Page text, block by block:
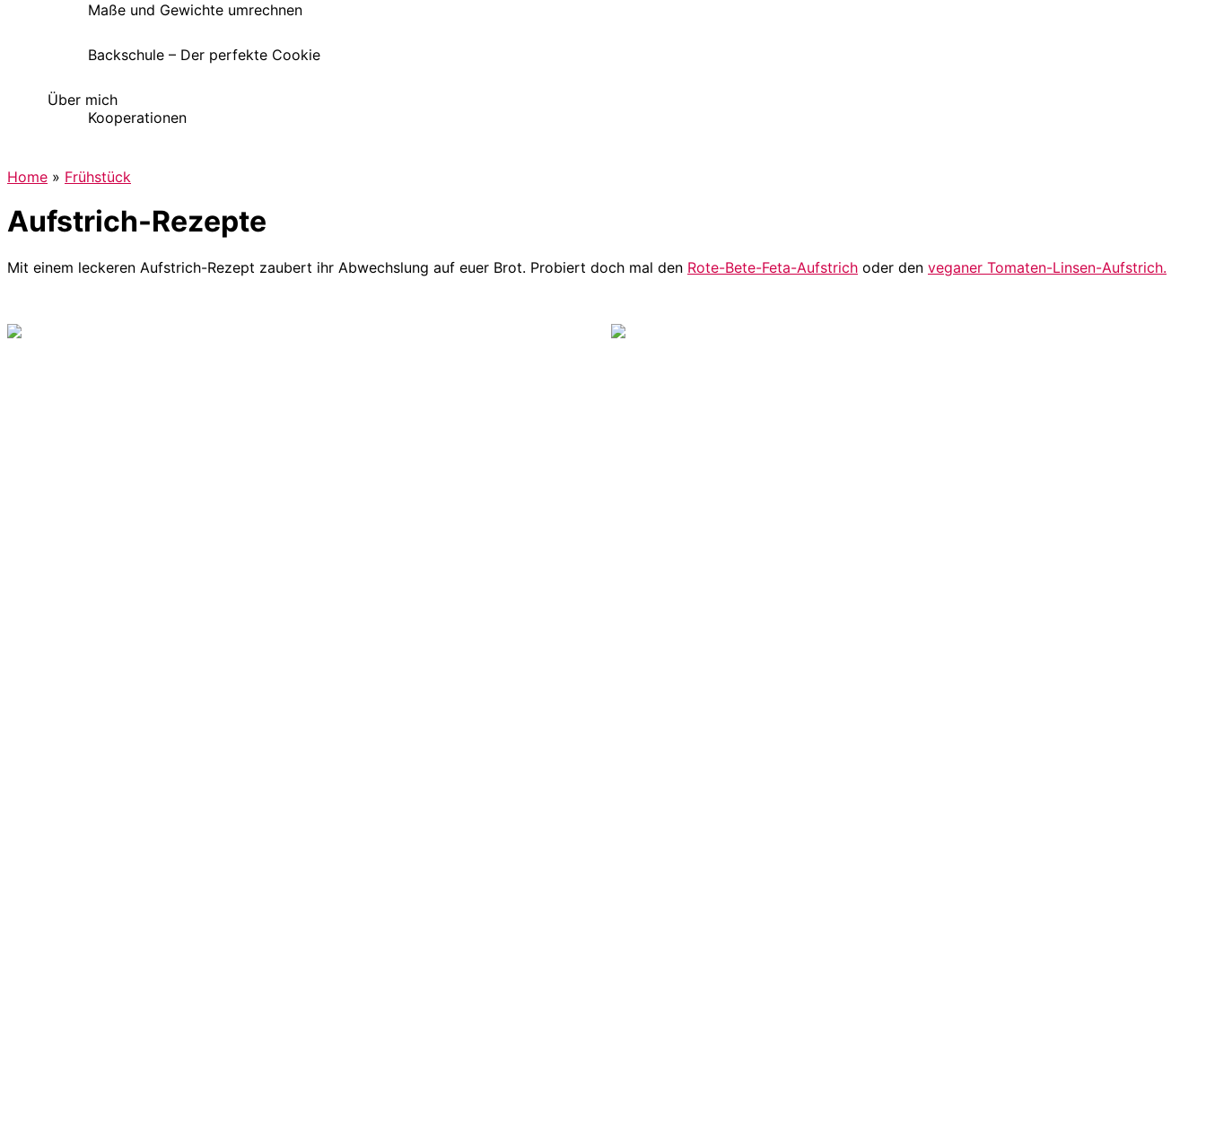
Maße und Gewichte umrechnen
Backschule – Der perfekte Cookie
Über mich
Kooperationen
Home » Frühstück
Aufstrich-Rezepte
Mit einem leckeren Aufstrich-Rezept zaubert ihr Abwechslung auf euer Brot. Probiert doch mal den Rote-Bete-Feta-Aufstrich oder den veganer Tomaten-Linsen-Aufstrich.